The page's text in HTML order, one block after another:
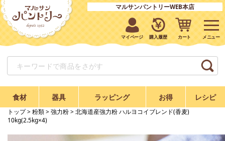
マルサンパントリーWEB本店
マイページ 購入履歴 カート
食材 器具 ラッピング お得 レシピ
トップ> 粉類> 強力粉> 北海道産強力粉 ハルヨコイブレンド(香麦)
10kg(2.5kg×4)